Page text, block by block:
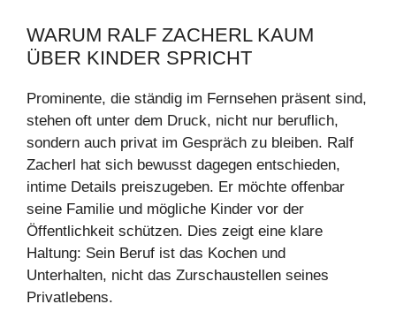
WARUM RALF ZACHERL KAUM
ÜBER KINDER SPRICHT
Prominente, die ständig im Fernsehen präsent sind,
stehen oft unter dem Druck, nicht nur beruflich,
sondern auch privat im Gespräch zu bleiben. Ralf
Zacherl hat sich bewusst dagegen entschieden,
intime Details preiszugeben. Er möchte offenbar
seine Familie und mögliche Kinder vor der
Öffentlichkeit schützen. Dies zeigt eine klare
Haltung: Sein Beruf ist das Kochen und
Unterhalten, nicht das Zurschaustellen seines
Privatlebens.